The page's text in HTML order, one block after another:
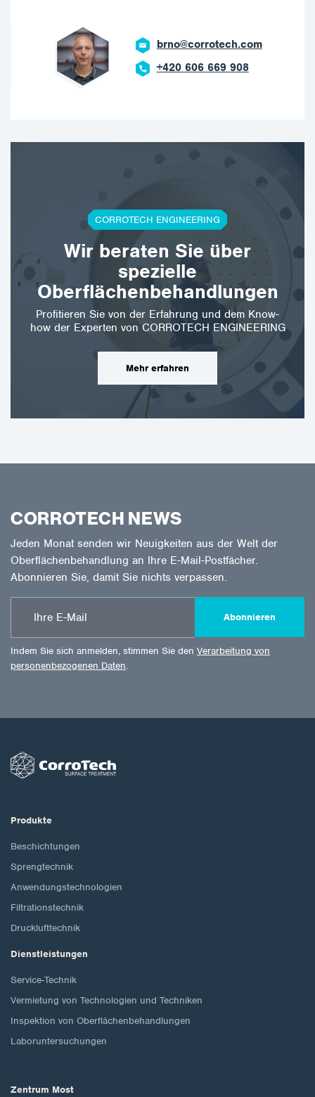
brno@corrotech.com
+420 606 669 908
CORROTECH ENGINEERING
Wir beraten Sie über
spezielle
Oberflächenbehandlungen
Profitieren Sie von der Erfahrung und dem Know-
how der Experten von CORROTECH ENGINEERING
Mehr erfahren
CORROTECH NEWS
Jeden Monat senden wir Neuigkeiten aus der Welt der
Oberflächenbehandlung an Ihre E-Mail-Postfächer.
Abonnieren Sie, damit Sie nichts verpassen.
Abonnieren
Indem Sie sich anmelden, stimmen Sie den Verarbeitung von
personenbezogenen Daten.
Produkte
Beschichtungen
Sprengtechnik
Anwendungstechnologien
Filtrationstechnik
Drucklufttechnik
Dienstleistungen
Service-Technik
Vermietung von Technologien und Techniken
Inspektion von Oberflächenbehandlungen
Laboruntersuchungen
Zentrum Most